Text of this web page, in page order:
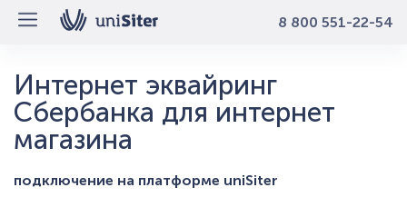
8 800 551-22-54
Интернет эквайринг
Сбербанка для интернет
магазина
подключение на платформе uniSiter